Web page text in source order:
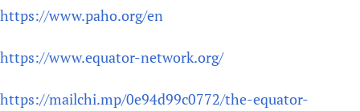
https://www.paho.org/en
https://www.equator-network.org/
https://mailchi.mp/0e94d99c0772/the-equator-